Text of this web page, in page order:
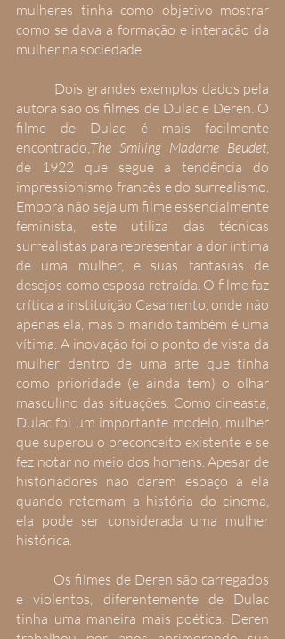
mulheres tinha como objetivo mostrar
como se dava a formação e interação da
mulher na sociedade.
autora são os filmes de Dulac e Deren. O
filme de Dulac é mais facilmente
encontrado,The Smiling Madame Beudet,
de 1922 que segue a tendência do
impressionismo francês e do surrealismo.
Embora não seja um filme essencialmente
feminista, este utiliza das técnicas
surrealistas para representar a dor íntima
de uma mulher, e suas fantasias de
desejos como esposa retraída. O filme faz
crítica a instituição Casamento, onde não
apenas ela, mas o marido também é uma
vítima. A inovação foi o ponto de vista da
mulher dentro de uma arte que tinha
como prioridade (e ainda tem) o olhar
masculino das situações. Como cineasta,
Dulac foi um importante modelo, mulher
que superou o preconceito existente e se
fez notar no meio dos homens. Apesar de
historiadores não darem espaço a ela
quando retomam a história do cinema,
ela pode ser considerada uma mulher
histórica.
e violentos, diferentemente de Dulac
tinha uma maneira mais poética. Deren